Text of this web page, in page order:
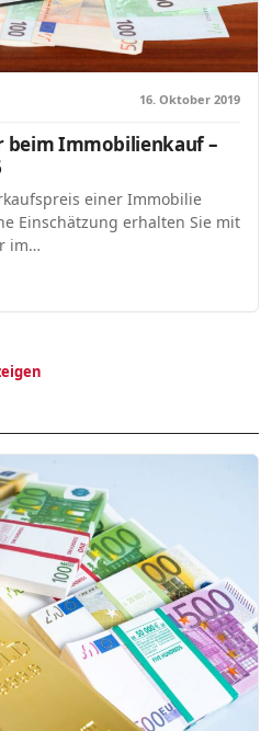
16. Oktober 2019
beim Immobilienkauf –
einer Immobilie
Einschätzung erhalten Sie mit
im…